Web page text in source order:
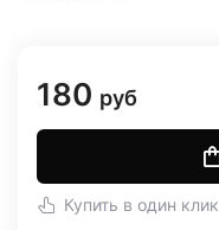
180 руб
Купить в один клик